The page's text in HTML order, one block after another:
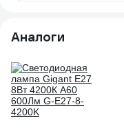
Аналоги